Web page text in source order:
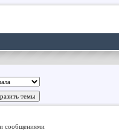
сообщениями